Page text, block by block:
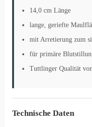
14,0 cm Länge
lange, geriefte
mit Arretierung zum
für primäre
Tuttlinger Qualität
Technische Daten